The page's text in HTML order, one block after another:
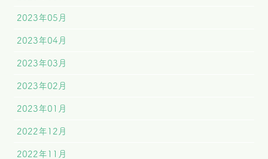
2023年05月
2023年04月
2023年03月
2023年02月
2023年01月
2022年12月
2022年11月